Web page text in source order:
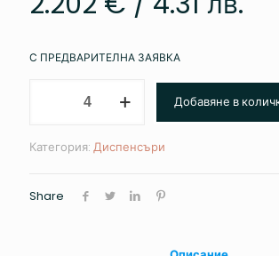
С ПРЕДВАРИТЕЛНА ЗАЯВКА
Душ
2в1
500
Добавяне в
Категория: Диспенсъри
Share